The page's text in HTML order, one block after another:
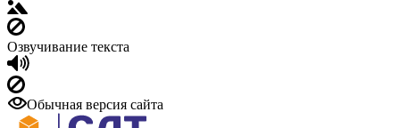
Озвучивание текста
Обычная версия сайта